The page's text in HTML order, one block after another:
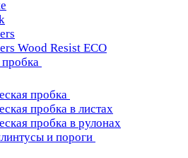
Wood Resist ECO
пробка
пробка в листах
пробка в рулонах
и пороги